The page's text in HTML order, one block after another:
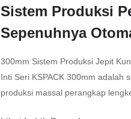
Sistem Produksi
Sepenuhnya
300mm Sistem Produksi Jepit
Inti Seri KSPACK 300mm adalah
produksi massal perangkap